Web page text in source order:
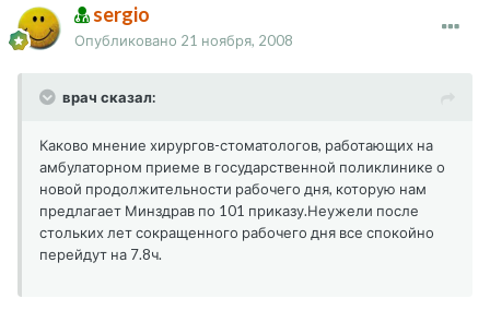
sergio
Опубликовано 21 ноября, 2008
врач сказал:
Каково мнение хирургов-стоматологов, работающих на
амбулаторном приеме в государственной поликлинике о
новой продолжительности рабочего дня, которую нам
предлагает Минздрав по 101 приказу.Неужели после
стольких лет сокращенного рабочего дня все спокойно
перейдут на 7.8ч.